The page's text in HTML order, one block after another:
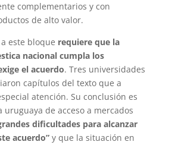
complementarios y con
de alto valor.
este bloque requiere que la
nacional cumpla los
el acuerdo. Tres universidades
capítulos del texto que a
atención. Su conclusión es
de acceso a mercados
dificultades para alcanzar
acuerdo”y que la situación en